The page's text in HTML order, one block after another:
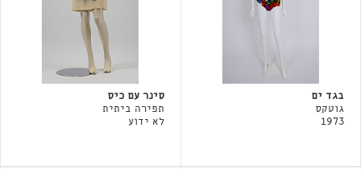
בגד ים
גוטקס
1973
סינר עם כיס
תפירה ביתית
לא ידוע